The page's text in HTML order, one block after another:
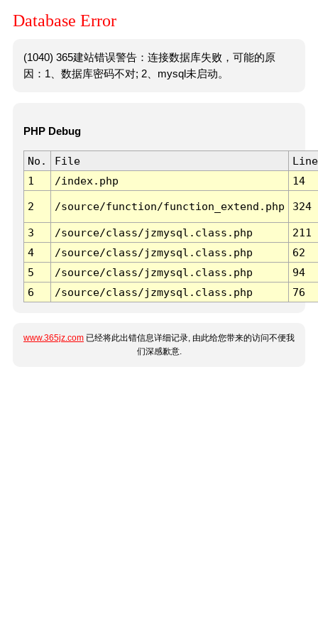
Database Error
(1040) 365建站错误警告：连接数据库失败，可能的原
因：1、数据库密码不对; 2、mysql未启动。
PHP Debug
No. File
Line
1
/index.php 14
2 /source/function/function_extend.php 324
3 /source/class/jzmysql.class.php
211
4
/source/class/jzmysql.class.php
62
5
/source/class/jzmysql.class.php
94
6
/source/class/jzmysql.class.php 76
www.365jz.com 已经将此出错信息详细记录, 由此给您带来的访问不便我
们深感歉意.